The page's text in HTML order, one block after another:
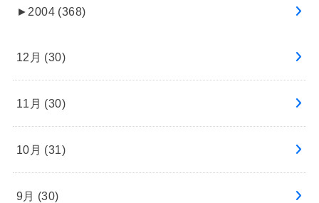
► 2004 (368)
12月 (30)
11月 (30)
10月 (31)
9月 (30)